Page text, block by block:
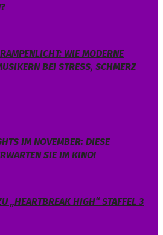
WIE MODERNE
BEI STRESS, SCHMERZ
IM NOVEMBER: DIESE
SIE IM KINO!
„HEARTBREAK HIGH“ STAFFEL 3